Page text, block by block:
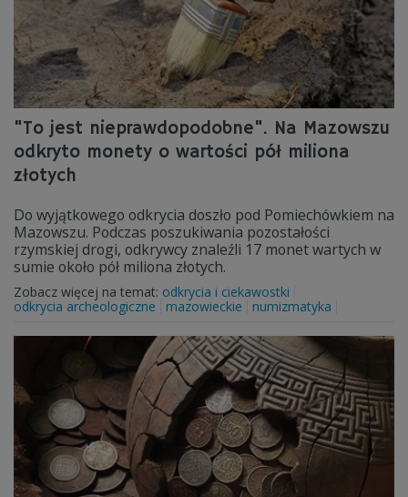
"To jest nieprawdopodobne". Na Mazowszu
odkryto monety o wartości pół miliona
złotych
Do wyjątkowego odkrycia doszło pod Pomiechówkiem na
Mazowszu. Podczas poszukiwania pozostałości
rzymskiej drogi, odkrywcy znaleźli 17 monet wartych w
sumie około pół miliona złotych.
Zobacz więcej na temat: odkrycia i ciekawostki
odkrycia archeologiczne
mazowieckie numizmatyka